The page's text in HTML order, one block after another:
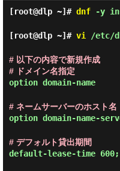
[root@dlp ~]# dnf-y
[root@dlp ~]# vi /etc/
# 以下の内容で新規作成
# ドメイン名指定
option domain-name
# ネームサーバーのホスト
option domain-
# デフォルト貸出期間
default-lease-time 600;